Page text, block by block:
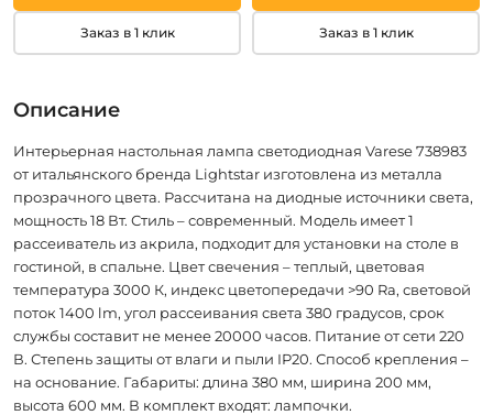
Заказ в 1 клик Заказ в 1 клик
Описание
Интерьерная настольная лампа светодиодная Varese 738983
от итальянского бренда Lightstar изготовлена из металла
прозрачного цвета. Рассчитана на диодные источники света,
мощность 18 Вт. Стиль – современный. Модель имеет 1
рассеиватель из акрила, подходит для установки на столе в
гостиной, в спальне. Цвет свечения – теплый, цветовая
температура 3000 К, индекс цветопередачи >90 Ra, световой
поток 1400 lm, угол рассеивания света 380 градусов, срок
службы составит не менее 20000 часов. Питание от сети 220
В. Степень защиты от влаги и пыли IP20. Способ крепления –
на основание. Габариты: длина 380 мм, ширина 200 мм,
высота 600 мм. В комплект входят: лампочки.